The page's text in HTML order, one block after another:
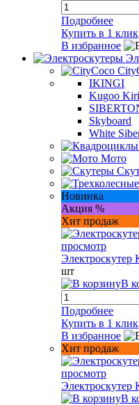
Подробнее
Купить в 1 клик
В избранное
IKINGI
Kugoo
Skyboard
White
Мото
Новинка
Акция %
Хит продаж
просмотр
Электроскутер
шт
В
Подробнее
Купить в 1 клик
В избранное
Хит продаж
просмотр
Электроскутер
В